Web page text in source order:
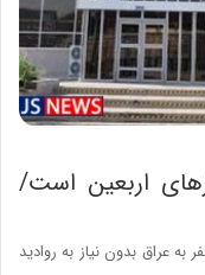
اربعین است/
عراق بدون نیاز به روادید